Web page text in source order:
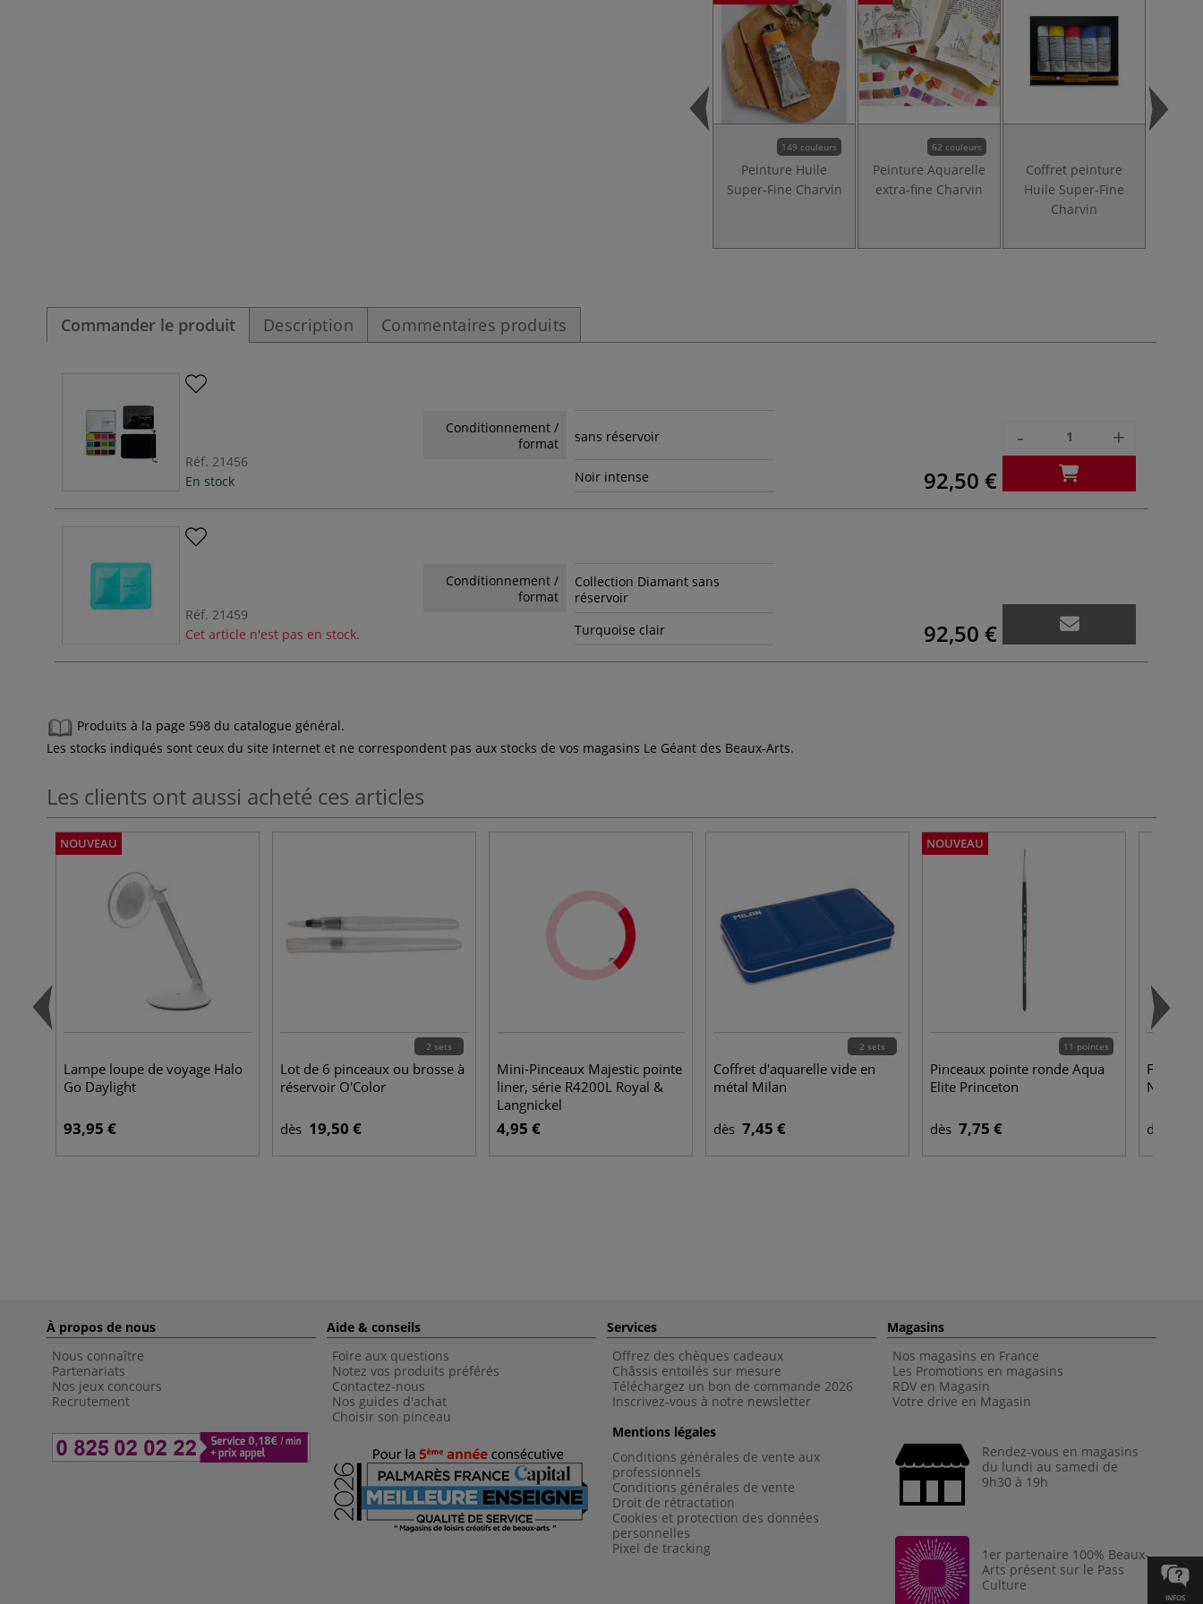
INFOS
149 couleurs
Peinture Huile
Super-Fine Charvin
62 couleurs
Peinture Aquarelle
extra-fine Charvin
Coffret peinture
Huile Super-Fine
Charvin
Commander le produit Description Commentaires produits
Réf. 21456
En stock
Conditionnement /
format
sans réservoir
Noir intense 92,50 €
- +
Réf. 21459
Cet article n'est pas en stock.
Conditionnement /
format
Collection Diamant sans
réservoir
Turquoise clair
92,50 €
Produits à la page 598 du catalogue général.
Les stocks indiqués sont ceux du site Internet et ne correspondent pas aux stocks de vos magasins Le Géant des Beaux-Arts.
Les clients ont aussi acheté ces articles
NOUVEAU
Lampe loupe de voyage Halo
Go Daylight
93,95 €
2 sets
Lot de 6 pinceaux ou brosse à
réservoir O'Color
dès 19,50 €
Mini-Pinceaux Majestic pointe
liner, série R4200L Royal &
Langnickel
4,95 €
2 sets
Coffret d'aquarelle vide en
métal Milan
dès 7,45 €
NOUVEAU
11 pointes
Pinceaux pointe ronde Aqua
Elite Princeton
dès 7,75 €
Fluide à
Newton
dès
À propos de nous
Nous connaître
Partenariats
Nos jeux concours
Recrutement
Aide & conseils
Foire aux questions
Notez vos produits préférés
Contactez-nous
Nos guides d'achat
Choisir son pinceau
Services
Offrez des chèques cadeaux
Châssis entoilés sur mesure
Téléchargez un bon de commande 2026
Inscrivez-vous à notre newsletter
Mentions légales
Conditions générales de vente aux
professionnels
Conditions générales de vente
Droit de rétractation
Cookies et protection des données
personnelles
Pixel de tracking
Magasins
Nos magasins en France
Les Promotions en magasins
RDV en Magasin
Votre drive en Magasin
Rendez-vous en magasins
du lundi au samedi de
9h30 à 19h
1er partenaire 100% Beaux-
Arts présent sur le Pass
Culture